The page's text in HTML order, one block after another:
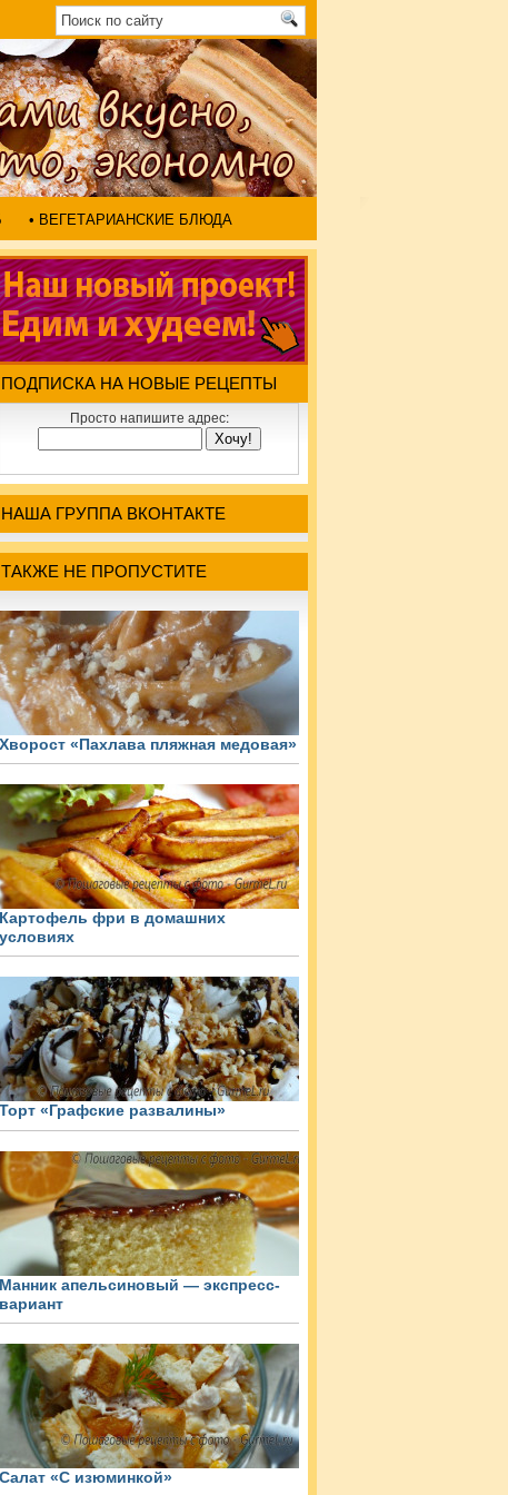
• ВЕГЕТАРИАНСКИЕ БЛЮДА
ПОДПИСКА НА НОВЫЕ РЕЦЕПТЫ
Просто напишите адрес:
НАША ГРУППА ВКОНТАКТЕ
ТАКЖЕ НЕ ПРОПУСТИТЕ
Хворост «Пахлава пляжная медовая»
Картофель фри в домашних
условиях
Торт «Графские развалины»
Манник апельсиновый — экспресс-
вариант
Салат «С изюминкой»